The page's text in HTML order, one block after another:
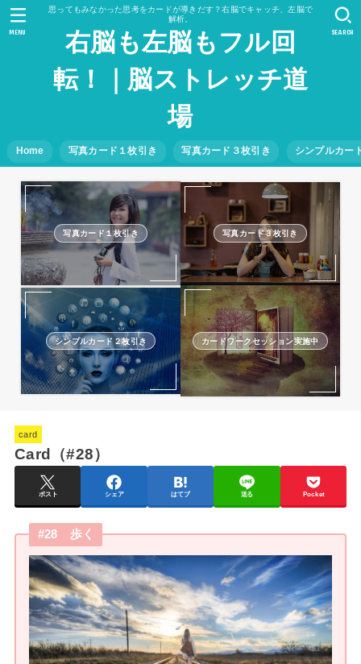
思ってもみなかった思考をカードが導きだす？右脳でキャッチ、左脳で
解析。
右脳も左脳もフル回
転！｜脳ストレッチ道
場
Home 写真カード１枚引き 写真カード３枚引き シンプルカー
SEARCH
MENU
写真カード１枚引き 写真カード３枚引き
シンプルカード２枚引き カードワークセッション実施中
card
Card（#28）
ポスト シェア はてブ 送る Pocket
#28 歩く